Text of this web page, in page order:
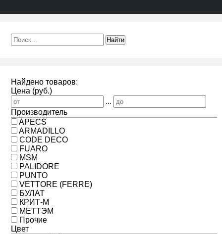
Найдено товаров:
Цена (руб.)
...
Производитель
APECS
ARMADILLO
CODE DECO
FUARO
MSM
PALIDORE
PUNTO
VETTORE (FERRE)
БУЛАТ
КРИТ-М
МЕТТЭМ
Прочие
Цвет